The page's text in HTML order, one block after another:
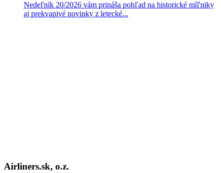
Nedeľník 20/2026 vám prináša pohľad na historické míľniky
aj prekvapivé novinky z letecké...
Airliners.sk, o.z.